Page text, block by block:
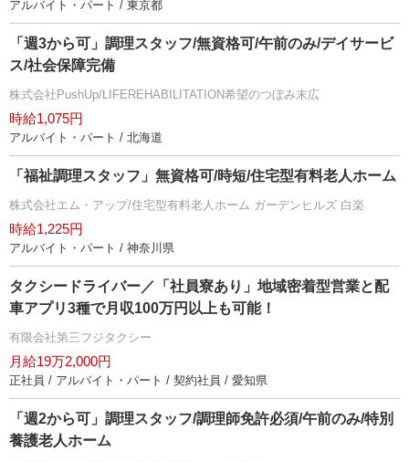
アルバイト・パート / 東京都
「週3から可」調理スタッフ/無資格可/午前のみ/デイサービ
ス/社会保障完備
株式会社PushUp/LIFEREHABILITATION希望のつぼみ末広
時給1,075円
アルバイト・パート / 北海道
「福祉調理スタッフ」無資格可/時短/住宅型有料老人ホーム
株式会社エム・アップ/住宅型有料老人ホーム ガーデンヒルズ 白楽
時給1,225円
アルバイト・パート / 神奈川県
タクシードライバー／「社員寮あり」地域密着型営業と配
車アプリ3種で月収100万円以上も可能！
有限会社第三フジタクシー
月給19万2,000円
正社員 / アルバイト・パート / 契約社員 / 愛知県
「週2から可」調理スタッフ/調理師免許必須/午前のみ/特別
養護老人ホーム